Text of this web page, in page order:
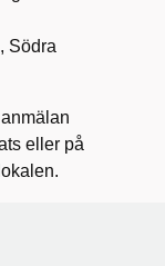
Södra
eller på